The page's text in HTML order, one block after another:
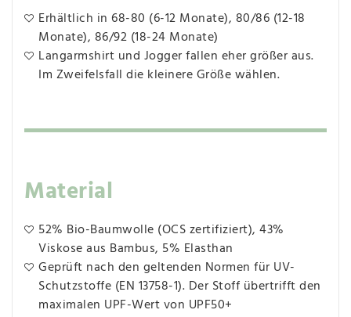
Erhältlich in 68-80 (6-12 Monate), 80/86 (12-18
Monate), 86/92 (18-24 Monate)
Langarmshirt und Jogger fallen eher größer aus.
Im Zweifelsfall die kleinere Größe wählen.
Material
52% Bio-Baumwolle (OCS zertifiziert), 43%
Viskose aus Bambus, 5% Elasthan
Geprüft nach den geltenden Normen für UV-
Schutzstoffe (EN 13758-1). Der Stoff übertrifft den
maximalen UPF-Wert von UPF50+